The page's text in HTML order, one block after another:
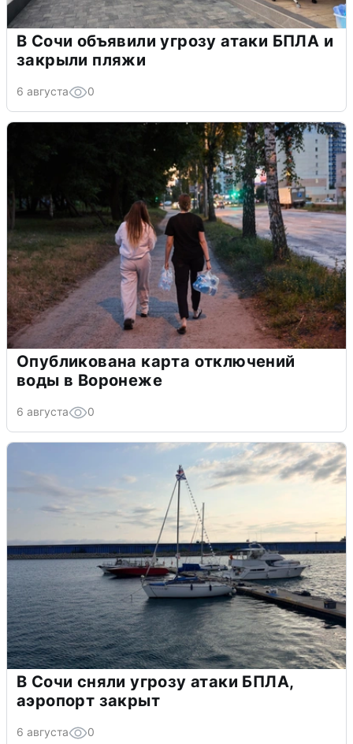
В Сочи объявили угрозу атаки БПЛА и
закрыли пляжи
6 августа 0
Опубликована карта отключений
воды в Воронеже
6 августа 0
В Сочи сняли угрозу атаки БПЛА,
аэропорт закрыт
6 августа 0